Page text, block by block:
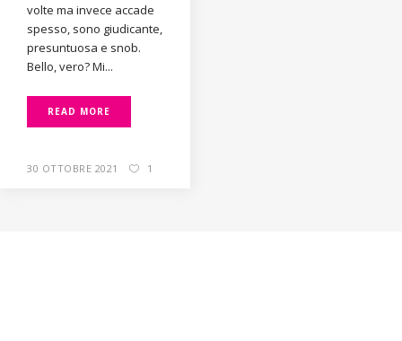
volte ma invece accade
spesso, sono giudicante,
presuntuosa e snob.
Bello, vero? Mi...
READ MORE
30 OTTOBRE 2021 1